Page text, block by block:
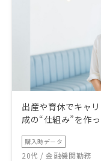
出産や育休でキャ
成の“仕組み”を作
購入時データ
20代 / 金融機関勤務